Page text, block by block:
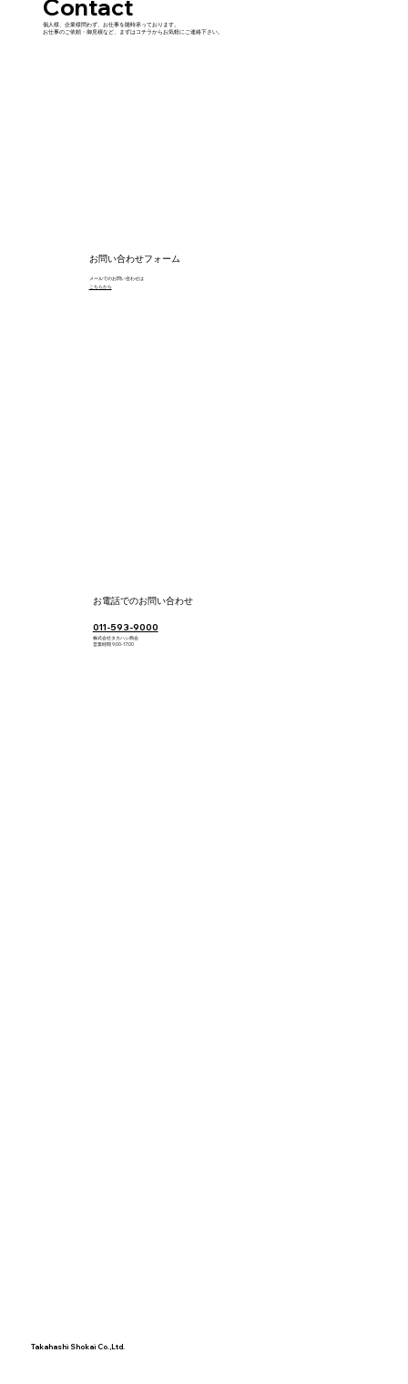
お問い合わせフォーム
メールでのお問い合わせは
​こちらから
​お電話でのお問い合わせ
​011-593-9000
株式会社タカハシ商会
​営業時間 9:00-17:00
​Contact
個人様、企業様問わず、お仕事を随時承っております。
お仕事のご依頼・御見積など、まずはコチラからお気軽にご連絡下さい。
Takahashi Shokai Co.,Ltd.